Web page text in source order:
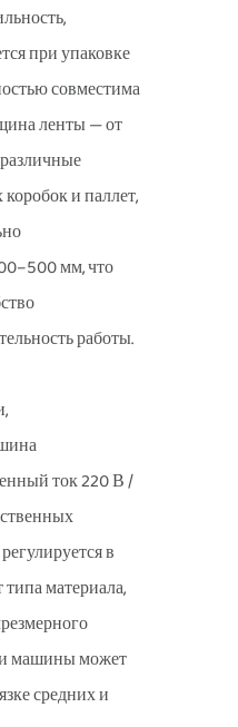
при упаковке
совместима
ленты — от
и паллет,
мм, что
работы.
ток 220 В /
в
материала,
машины может
средних и